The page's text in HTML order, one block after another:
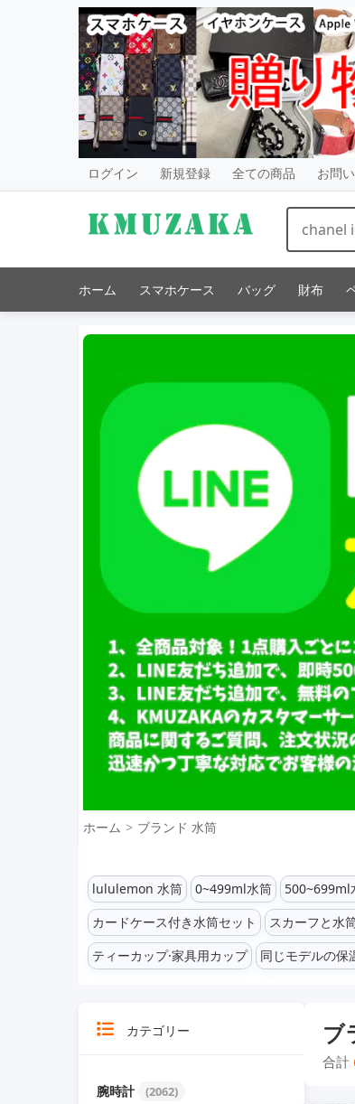
ログイン 新規登録 全ての商品 お問
ホーム スマホケース バッグ 財布
ホーム
ブランド 水筒
lululemon 水筒
0~499ml水筒 500~699ml
カードケース付き水筒セット
スカーフと水
ティーカップ·家具用カップ
同じモデルの保
カテゴリー
腕時計 (2062)
ブ
合計